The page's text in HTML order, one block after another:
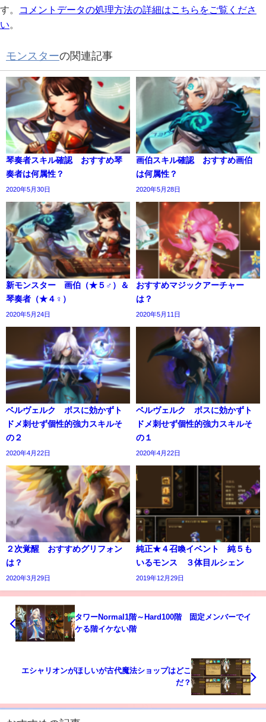
す。
コメントデータの処理方法の詳細はこちらをご覧くださ
い
モンスターの関連記事
琴奏者スキル確認 おすすめ琴
奏者は何属性？
2020年5月30日
画伯スキル確認 おすすめ画伯
は何属性？
2020年5月28日
新モンスター 画伯（★５♂）＆
琴奏者（★４♀）
2020年5月24日
おすすめマジックアーチャー
は？
2020年5月11日
ベルヴェルク ボスに効かずト
ドメ刺せず個性的強力スキルそ
の２
2020年4月22日
ベルヴェルク ボスに効かずト
ドメ刺せず個性的強力スキルそ
の１
2020年4月22日
２次覚醒 おすすめグリフォン
は？
2020年3月29日
純正★４召喚イベント 純５も
いるモンス ３体目ルシェン
2019年12月29日
タワーNormal1階～Hard100階 固定メンバーでイ
ケる階イケない階
エシャリオンがほしいが古代魔法ショップはどこ
だ？